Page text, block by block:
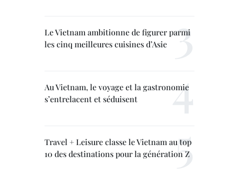
Le Vietnam ambitionne de figurer parmi
les cinq meilleures cuisines d’Asie
Au Vietnam, le voyage et la gastronomie
s’entrelacent et séduisent
Travel + Leisure classe le Vietnam au top
10 des destinations pour la génération Z